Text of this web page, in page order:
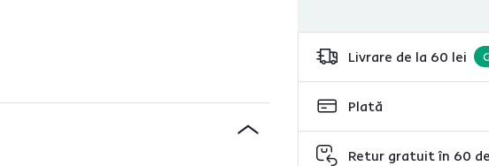
Livrare de la 60 lei
Plată
Retur gratuit în 60